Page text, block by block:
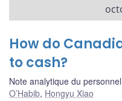
How do
to cash?
Note analytique du
O’Habib, Hongyu Xiao